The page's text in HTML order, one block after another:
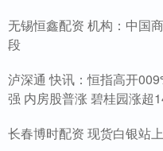
无锡恒鑫配资 机构：中国
段
泸深通 快讯：恒指高开
强 内房股普涨 碧桂园涨超
长春博时配资 现货白银站